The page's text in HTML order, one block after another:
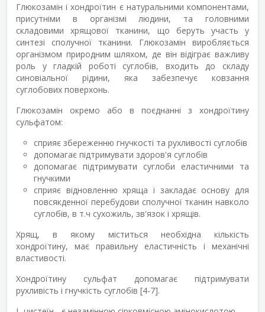
Глюкозамін і хондроїтин є натуральними компонентами,
присутніми в організмі людини, та головними
складовими хрящової тканини, що беруть участь у
синтезі сполучної тканини. Глюкозамін виробляється
організмом природним шляхом, де він відіграє важливу
роль у гладкій роботі суглобів, входить до складу
синовіальної рідини, яка забезпечує ковзання
суглобових поверхонь.
Глюкозамін окремо або в поєднанні з хондроїтину
сульфатом:
сприяє збереженню гнучкості та рухливості суглобів
допомагає підтримувати здоров'я суглобів
допомагає підтримувати суглоби еластичними та
гнучкими
сприяє відновленню хряща і закладає основу для
повсякденної перебудови сполучної тканин навколо
суглобів, в т.ч сухожиль, зв'язок і хрящів.
Хрящ, в якому міститься необхідна кількість
хондроїтину, має правильну еластичність і механічні
властивості.
Хондроїтину сульфат допомагає підтримувати
рухливість і гнучкість суглобів [4-7].